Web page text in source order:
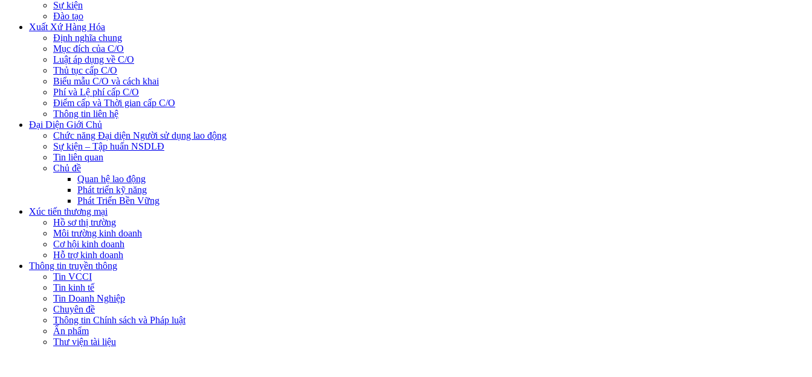
Sự kiện
Đào tạo
Xuất Xứ Hàng Hóa
Định nghĩa chung
Mục đích của C/O
Luật áp dụng về C/O
Thủ tục cấp C/O
Biểu mẫu C/O và cách khai
Phí và Lệ phí cấp C/O
Điểm cấp và Thời gian cấp C/O
Thông tin liên hệ
Đại Diện Giới Chủ
Chức năng Đại diện Người sử dụng lao động
Sự kiện – Tập huấn NSDLĐ
Tin liên quan
Chủ đề
Quan hệ lao động
Phát triển kỹ năng
Phát Triển Bền Vững
Xúc tiến thương mại
Hồ sơ thị trường
Môi trường kinh doanh
Cơ hội kinh doanh
Hỗ trợ kinh doanh
Thông tin truyền thông
Tin VCCI
Tin kinh tế
Tin Doanh Nghiệp
Chuyên đề
Thông tin Chính sách và Pháp luật
Ấn phẩm
Thư viện tài liệu